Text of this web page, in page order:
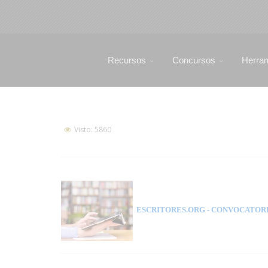
Recursos Concursos
Visto: 5860
ESCRITORES.ORG -